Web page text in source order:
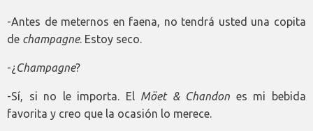
-Antes de meternos en faena, no tendrá usted una copita
de champagne. Estoy seco.
-¿ Champagne?
-Sí, si no le importa. El Möet & Chandon es mi bebida
favorita y creo que la ocasión lo merece.